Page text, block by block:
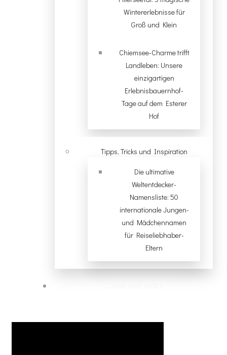
Wintererlebnisse für
Groß und Klein
Chiemsee-Charme trifft
Landleben: Unsere
einzigartigen
Erlebnisbauernhof-
Tage auf dem Esterer
Hof
Tipps, Tricks und Inspiration
Die ultimative
Weltentdecker-
Namensliste: 50
internationale Jungen-
und Mädchennamen
für Reiseliebhaber-
Eltern